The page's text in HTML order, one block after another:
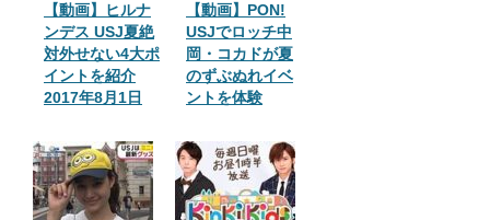
【動画】ヒルナ
ンデス USJ夏絶
対外せない4大ポ
イントを紹介
2017年8月1日
【動画】PON!
USJでロッチ中
岡・コカドが夏
のずぶぬれイベ
ントを体験